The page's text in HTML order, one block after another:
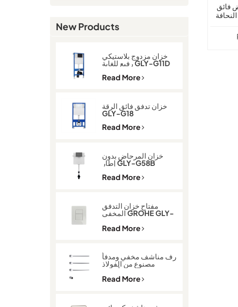
New Products
خزان مزدوج بلاستيكي
رفيع للغاية GLY-G11D
Read More
خزان تدفق فائق الرقة
GLY-G18
Read More
خزان المرحاض بدون
إطار GLY-G58B
Read More
مفتاح خزان التدفق
المخفي GROHE GLY-
600
Read More
رف مناشف مخفي ومدفأ
مصنوع من الفولاذ
المقاوم للصدأ 304
GLY-K513
Read More
فائق
النحافة GLY-G11T حاصل